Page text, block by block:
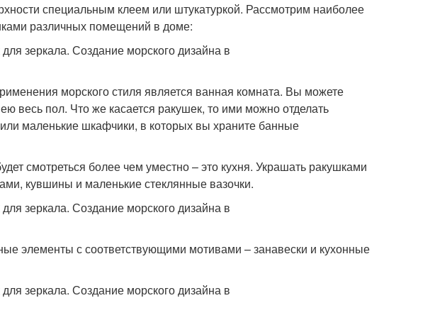
специальным клеем или штукатуркой. Рассмотрим наиболее
различных помещений в доме:
морского стиля является ванная комната. Вы можете
весь пол. Что же касается ракушек, то ими можно отделать
маленькие шкафчики, в которых вы храните банные
смотреться более чем уместно – это кухня. Украшать ракушками
кувшины и маленькие стеклянные вазочки.
элементы с соответствующими мотивами – занавески и кухонные